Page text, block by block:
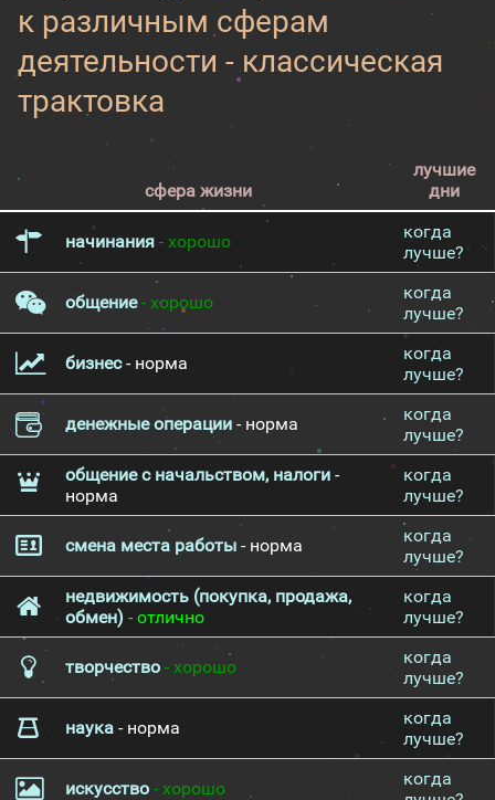
к различным сферам
деятельности - классическая
трактовка
сфера жизни
лучшие
дни
начинания - хорошо
когда
лучше?
общение- хорошо
когда
лучше?
бизнес- норма
когда
лучше?
денежные операции - норма
когда
лучше?
общение с начальством, налоги -
норма
когда
лучше?
смена места работы - норма
когда
лучше?
недвижимость (покупка, продажа,
обмен) - отлично
когда
лучше?
творчество - хорошо
когда
лучше?
наука - норма
когда
лучше?
искусство - хорошо
когда